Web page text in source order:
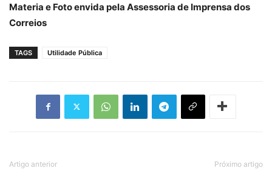
Materia e Foto envida pela Assessoria de Imprensa dos
Correios
TAGS Utilidade Pública
Artigo anterior Próximo artigo